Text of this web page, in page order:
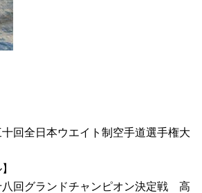
回全日本ウエイト制空手道選手権大
回グランドチャンピオン決定戦 高